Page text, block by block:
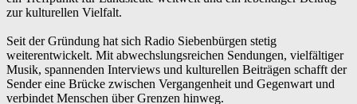
zur kulturellen Vielfalt.
Seit der Gründung hat sich Radio Siebenbürgen stetig
weiterentwickelt. Mit abwechslungsreichen Sendungen, vielfältiger
Musik, spannenden Interviews und kulturellen Beiträgen schafft der
Sender eine Brücke zwischen Vergangenheit und Gegenwart und
verbindet Menschen über Grenzen hinweg.